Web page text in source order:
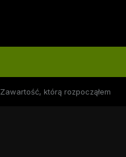
Zawartość, którą rozpocząłem